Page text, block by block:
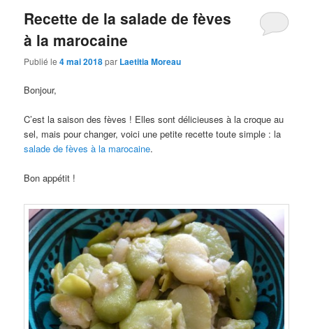
Recette de la salade de fèves
à la marocaine
Publié le4 mai 2018par Laetitia Moreau
Bonjour,
C’est la saison des fèves ! Elles sont délicieuses à la croque au
sel, mais pour changer, voici une petite recette toute simple : la
salade de fèves à la marocaine.
Bon appétit !